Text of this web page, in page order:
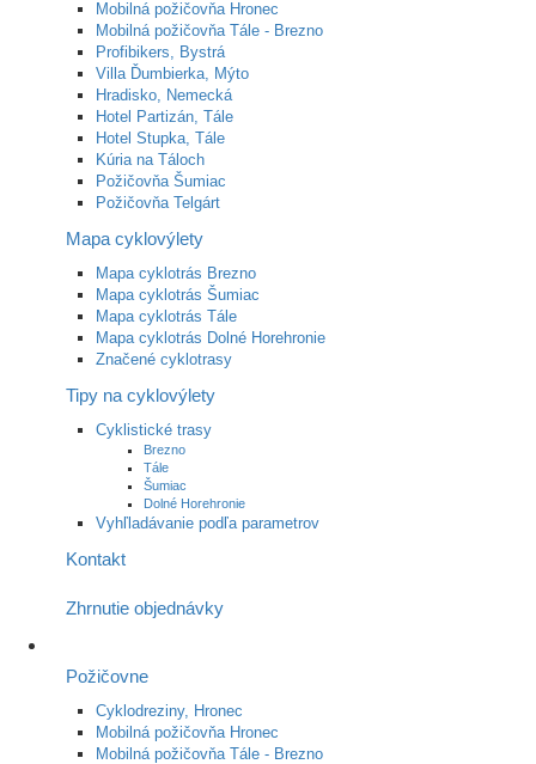
Mobilná požičovňa Hronec
Mobilná požičovňa Tále - Brezno
Profibikers, Bystrá
Villa Ďumbierka, Mýto
Hradisko, Nemecká
Hotel Partizán, Tále
Hotel Stupka, Tále
Kúria na Táloch
Požičovňa Šumiac
Požičovňa Telgárt
Mapa cyklovýlety
Mapa cyklotrás Brezno
Mapa cyklotrás Šumiac
Mapa cyklotrás Tále
Mapa cyklotrás Dolné Horehronie
Značené cyklotrasy
Tipy na cyklovýlety
Cyklistické trasy
Brezno
Tále
Šumiac
Dolné Horehronie
Vyhľladávanie podľa parametrov
Kontakt
Zhrnutie objednávky
Požičovne
Cyklodreziny, Hronec
Mobilná požičovňa Hronec
Mobilná požičovňa Tále - Brezno